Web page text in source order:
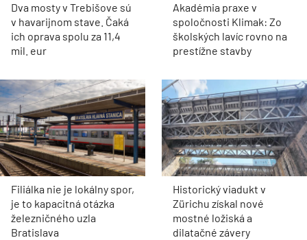
Dva mosty v Trebišove sú
v havarijnom stave. Čaká
ich oprava spolu za 11,4
mil. eur
Akadémia praxe v
spoločnosti Klimak: Zo
školských lavíc rovno na
prestížne stavby
Filiálka nie je lokálny spor,
je to kapacitná otázka
železničného uzla
Bratislava
Historický viadukt v
Zürichu získal nové
mostné ložiská a
dilatačné závery